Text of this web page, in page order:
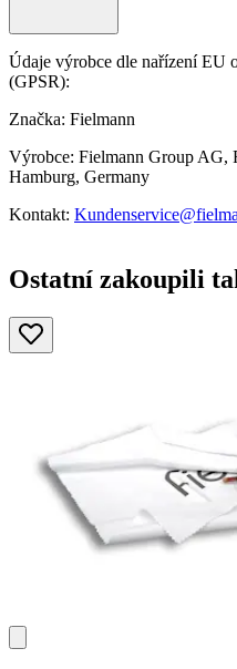
Údaje výrobce dle nařízení EU
(GPSR):
Značka: Fielmann
Výrobce: Fielmann Group AG,
Hamburg, Germany
Kontakt:
Ostatní zakoupili